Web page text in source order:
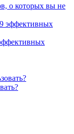
о которых вы не